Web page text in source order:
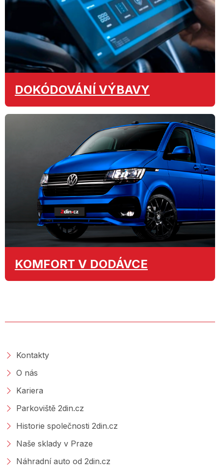
DOKÓDOVÁNÍ VÝBAVY
KOMFORT V DODÁVCE
Kontakty
O nás
Kariera
Parkoviště 2din.cz
Historie společnosti 2din.cz
Naše sklady v Praze
Náhradní auto od 2din.cz